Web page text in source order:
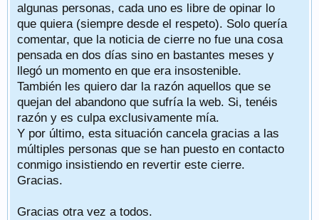
algunas personas, cada uno es libre de opinar lo
que quiera (siempre desde el respeto). Solo quería
comentar, que la noticia de cierre no fue una cosa
pensada en dos días sino en bastantes meses y
llegó un momento en que era insostenible.
También les quiero dar la razón aquellos que se
quejan del abandono que sufría la web. Si, tenéis
razón y es culpa exclusivamente mía.
Y por último, esta situación cancela gracias a las
múltiples personas que se han puesto en contacto
conmigo insistiendo en revertir este cierre.
Gracias.
Gracias otra vez a todos.